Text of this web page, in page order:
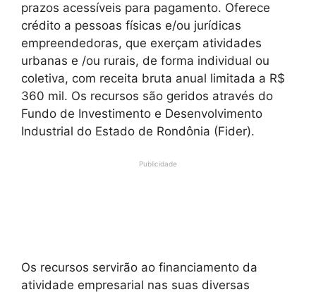
prazos acessíveis para pagamento. Oferece
crédito a pessoas físicas e/ou jurídicas
empreendedoras, que exerçam atividades
urbanas e /ou rurais, de forma individual ou
coletiva, com receita bruta anual limitada a R$
360 mil. Os recursos são geridos através do
Fundo de Investimento e Desenvolvimento
Industrial do Estado de Rondônia (Fider).
Publicidade
Os recursos servirão ao financiamento da
atividade empresarial nas suas diversas